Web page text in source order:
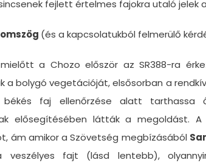
fejlett értelmes fajokra utaló jelek
(és a kapcsolatukból felmerülő
a Chozo először az SR388-ra
bolygó vegetációját, elsősorban a
faj ellenőrzése alatt tarthassa
elősegítésében látták a megoldást. A
ám amikor a Szövetség megbízásából
veszélyes fajt (lásd lentebb),